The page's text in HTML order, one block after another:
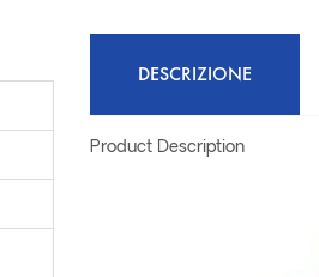
DESCRIZIONE
Product Description